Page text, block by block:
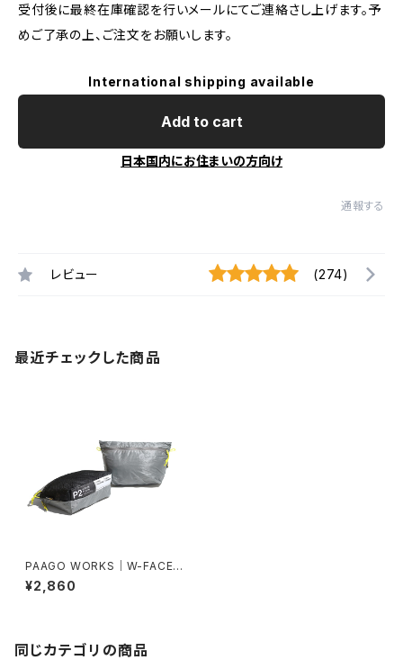
受付後に最終在庫確認を行いメールにてご連絡さし上げます。予
めご了承の上、ご注文をお願いします。
International shipping available
Add to cart
日本国内にお住まいの方向け
通報する
レビュー (274)
最近チェックした商品
PAAGO WORKS｜W-FACE P
OUCH 2（グレー）
¥2,860
同じカテゴリの商品